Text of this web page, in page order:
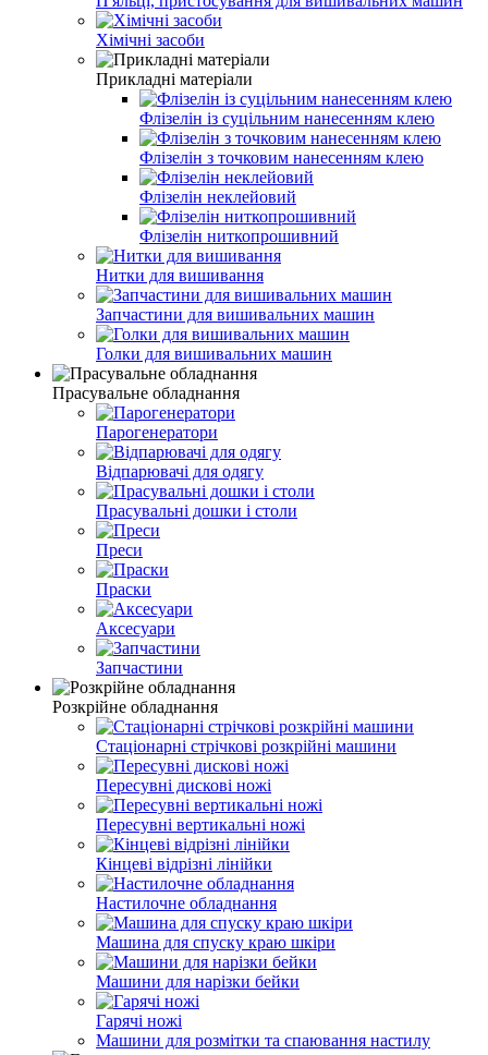
Хімічні засоби
Прикладні матеріали
Флізелін із суцільним нанесенням клею
Флізелін з точковим нанесенням клею
Флізелін неклейовий
Флізелін ниткопрошивний
Нитки для вишивання
Запчастини для вишивальних машин
Голки для вишивальних машин
Прасувальне обладнання
Парогенератори
Відпарювачі для одягу
Прасувальні дошки і столи
Преси
Праски
Аксесуари
Запчастини
Розкрійне обладнання
Стаціонарні стрічкові розкрійні машини
Пересувні дискові ножі
Пересувні вертикальні ножі
Кінцеві відрізні лінійки
Настилочне обладнання
Машина для спуску краю шкіри
Машини для нарізки бейки
Гарячі ножі
Машини для розмітки та спаювання настилу